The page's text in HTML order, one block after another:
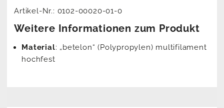
Artikel-Nr.: 0102-00020-01-0
Weitere Informationen zum Produkt
Material: „betelon“ (Polypropylen) multifilament
hochfest